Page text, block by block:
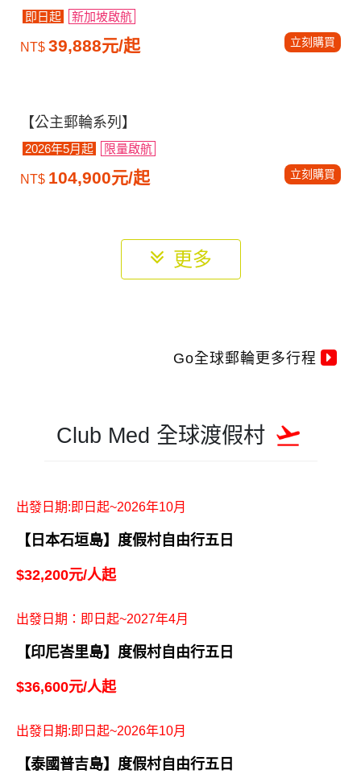
即日起 新加坡啟航
NT$ 39,888元/起 立刻購買
【公主郵輪系列】
2026年5月起 限量啟航
NT$ 104,900元/起 立刻購買
更多
Go全球郵輪更多行程
Club Med 全球渡假村
出發日期:即日起~2026年10月
【日本石垣島】度假村自由行五日
$32,200元/人起
出發日期：即日起~2027年4月
【印尼峇里島】度假村自由行五日
$36,600元/人起
出發日期:即日起~2026年10月
【泰國普吉島】度假村自由行五日